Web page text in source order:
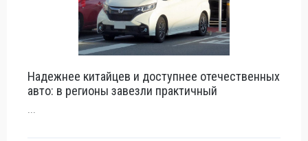
Надежнее китайцев и доступнее отечественных
авто: в регионы завезли практичный